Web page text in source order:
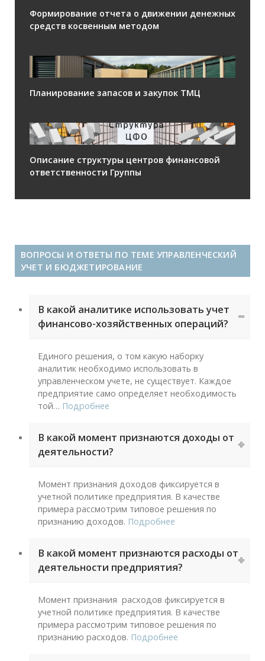
Формирование отчета о движении денежных
средств косвенным методом
Планирование запасов и закупок ТМЦ
Описание структуры центров финансовой
ответственности Группы
ВОПРОСЫ И ОТВЕТЫ ПО ТЕМЕ УПРАВЛЕНЧЕСКИЙ
УЧЕТ И БЮДЖЕТИРОВАНИЕ
В какой аналитике использовать учет
финансово-хозяйственных операций?
Единого решения, о том какую наборку
аналитик необходимо использовать в
управленческом учете, не существует. Каждое
предприятие само определяет необходимость
той… Подробнее
В какой момент признаются доходы от
деятельности?
Момент признания доходов фиксируется в
учетной политике предприятия. В качестве
примера рассмотрим типовое решения по
признанию доходов. Подробнее
В какой момент признаются расходы от
деятельности предприятия?
Момент признания расходов фиксируется в
учетной политике предприятия. В качестве
примера рассмотрим типовое решения по
признанию расходов. Подробнее